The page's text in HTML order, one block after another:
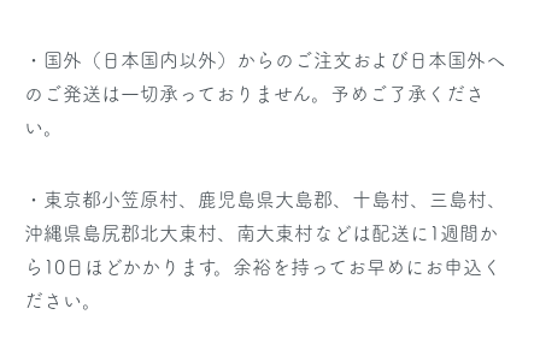
・国外（日本国内以外）からのご注文および日本国外へ
のご発送は一切承っておりません。予めご了承くださ
い。
・東京都小笠原村、鹿児島県大島郡、十島村、三島村、
沖縄県島尻郡北大東村、南大東村などは配送に1週間か
ら10日ほどかかります。余裕を持ってお早めにお申込く
ださい。